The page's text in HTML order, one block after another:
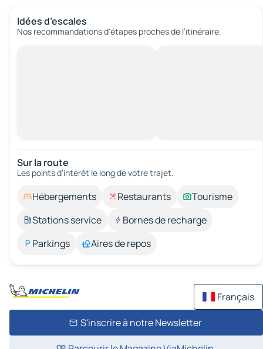
Idées d’escales
Nos recommandations d'étapes proches de l’itinéraire.
Sur la route
Les points d’intérêt le long de votre trajet.
Hébergements Restaurants
Tourisme
Stations service
Bornes de recharge
Parkings
Aires de repos
Français
S'inscrire à notre Newsletter